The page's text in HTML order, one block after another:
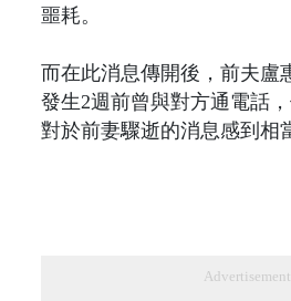
噩耗。
而在此消息傳開後，前夫盧
發生2週前曾與對方通電話
對於前妻驟逝的消息感到相